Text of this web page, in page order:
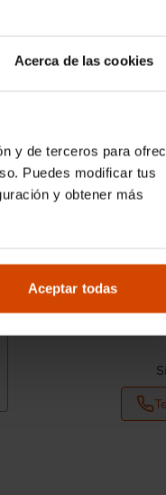
Acerca de las cookies
y de terceros para
Puedes modificar tus
y obtener más
Aceptar todas
¿Quieres
Si tienes
L-S:
D: de 10:00